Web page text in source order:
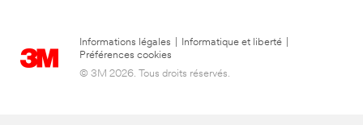
Informations légales Informatique et liberté
Préférences cookies
© 3M 2026. Tous droits réservés.